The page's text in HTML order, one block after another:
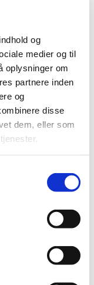
og
medier og til
oplysninger om
partnere inden
og
disse
dem, eller som
om
COVID-19…